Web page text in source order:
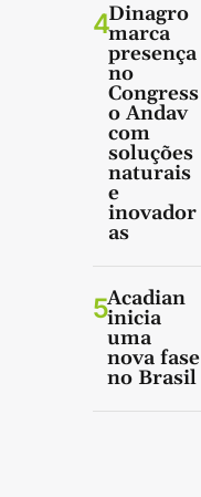
4Dinagro
marca
presença
no
Congress
o Andav
com
soluções
naturais
e
inovador
as
5Acadian
inicia
uma
nova fase
no Brasil